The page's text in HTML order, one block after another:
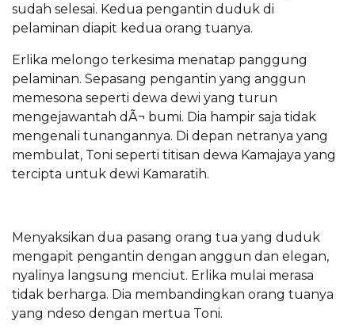
sudah selesai. Kedua pengantin duduk di
pelaminan diapit kedua orang tuanya.
Erlika melongo terkesima menatap panggung
pelaminan. Sepasang pengantin yang anggun
memesona seperti dewa dewi yang turun
mengejawantah dÃ¬ bumi. Dia hampir saja tidak
mengenali tunangannya. Di depan netranya yang
membulat, Toni seperti titisan dewa Kamajaya yang
tercipta untuk dewi Kamaratih.
Menyaksikan dua pasang orang tua yang duduk
mengapit pengantin dengan anggun dan elegan,
nyalinya langsung menciut. Erlika mulai merasa
tidak berharga. Dia membandingkan orang tuanya
yang ndeso dengan mertua Toni.